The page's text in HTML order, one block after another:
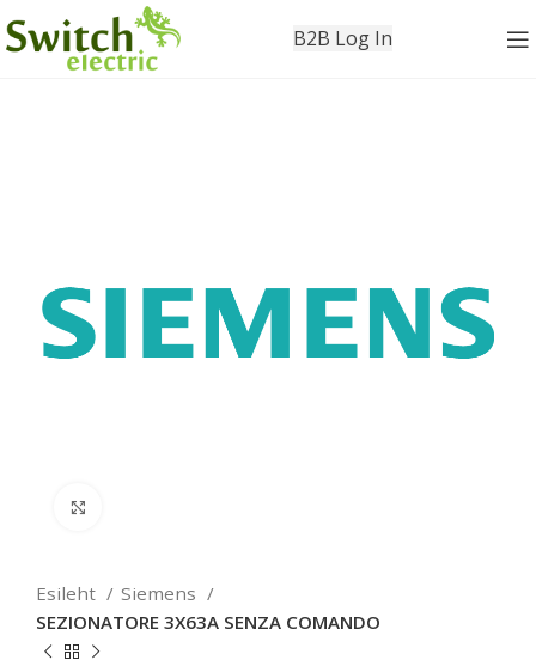
B2B Log In
Esileht
Siemens
SEZIONATORE 3X63A SENZA COMANDO